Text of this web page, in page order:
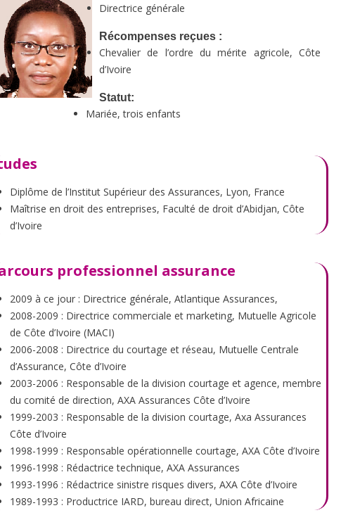
Directrice générale
Récompenses reçues :
Chevalier de l’ordre du mérite agricole, Côte
d’Ivoire
Statut:
Mariée, trois enfants
Diplôme de l’Institut Supérieur des Assurances, Lyon, France
Maîtrise en droit des entreprises, Faculté de droit d’Abidjan, Côte
d’Ivoire
professionnel assurance
2009 à ce jour : Directrice générale, Atlantique Assurances,
2008-2009 : Directrice commerciale et marketing, Mutuelle Agricole
de Côte d’Ivoire (MACI)
2006-2008 : Directrice du courtage et réseau, Mutuelle Centrale
d’Assurance, Côte d’Ivoire
2003-2006 : Responsable de la division courtage et agence, membre
du comité de direction, AXA Assurances Côte d’Ivoire
1999-2003 : Responsable de la division courtage, Axa Assurances
Côte d’Ivoire
1998-1999 : Responsable opérationnelle courtage, AXA Côte d’Ivoire
1996-1998 : Rédactrice technique, AXA Assurances
1993-1996 : Rédactrice sinistre risques divers, AXA Côte d’Ivoire
1989-1993 : Productrice IARD, bureau direct, Union Africaine